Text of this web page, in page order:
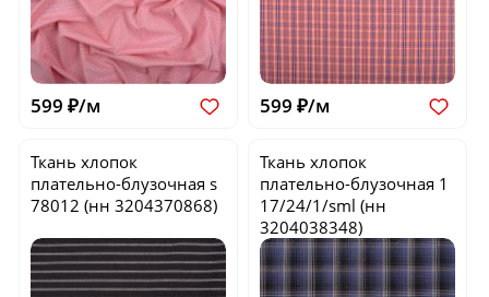
599 ₽/м 599 ₽/м
Ткань хлопок
плательно-блузочнаяs
78012 (нн 3204370868)
Ткань хлопок
плательно-блузочная 1
17/24/1/sml (нн
3204038348)